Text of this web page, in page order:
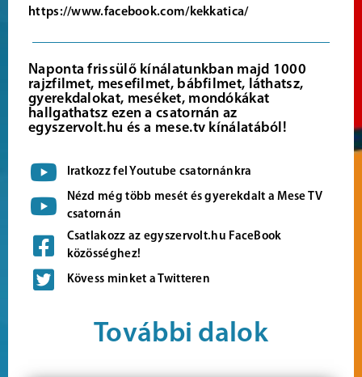
https://www.facebook.com/kekkatica/
Naponta frissülő kínálatunkban majd 1000
rajzfilmet, mesefilmet, bábfilmet, láthatsz,
gyerekdalokat, meséket, mondókákat
hallgathatsz ezen a csatornán az
egyszervolt.hu és a mese.tv kínálatából!
Iratkozz fel Youtube csatornánkra
Nézd még több mesét és gyerekdalt a Mese TV
csatornán
Csatlakozz az egyszervolt.hu FaceBook
közösséghez!
Kövess minket a Twitteren
További dalok